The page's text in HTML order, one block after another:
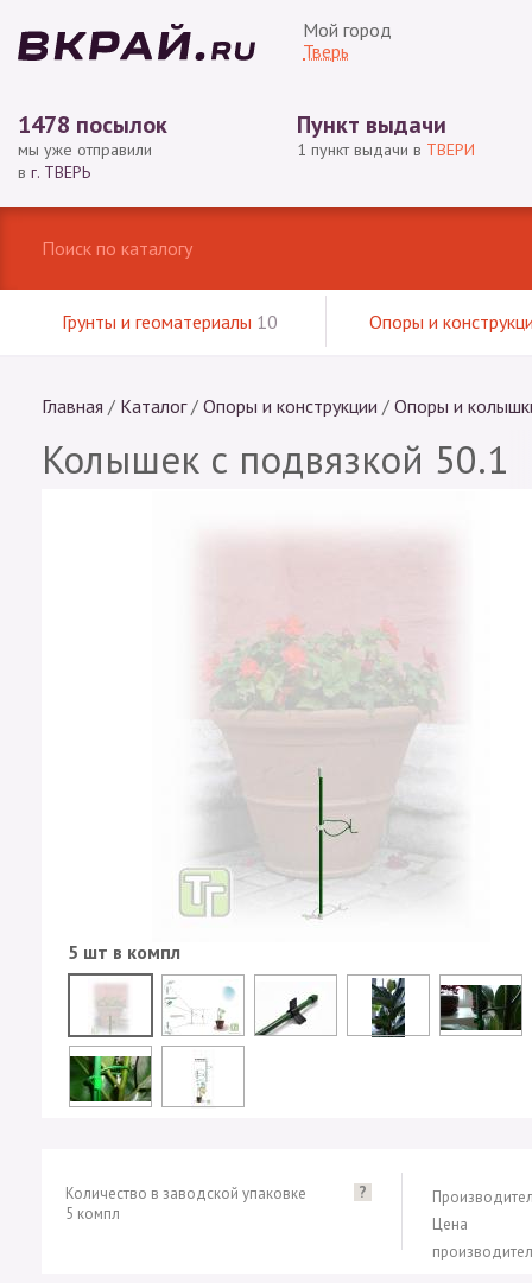
Мой город
Тверь
1478 посылок
мы уже отправили
в г. ТВЕРЬ
Пункт выдачи
1 пункт выдачи в ТВЕРИ
Грунты и геоматериалы 10 Опоры и
Главная / Каталог / Опоры и конструкции / Опоры и
Колышек с подвязкой 50.1
5 шт в компл
?
Количество в заводской упаковке
5 компл
Цена